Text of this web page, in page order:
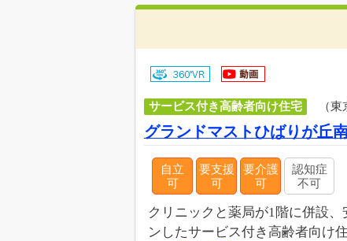
サービス付き高齢者向け住宅 （
グランドマストひばりが丘
自立
可
要支援
可
要介護
可
認知症
不可
クリニックと薬局が1階に併設
ンしたサービス付き高齢者向け